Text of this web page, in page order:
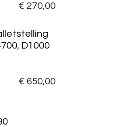
€ 270,00
D1000
€ 650,00